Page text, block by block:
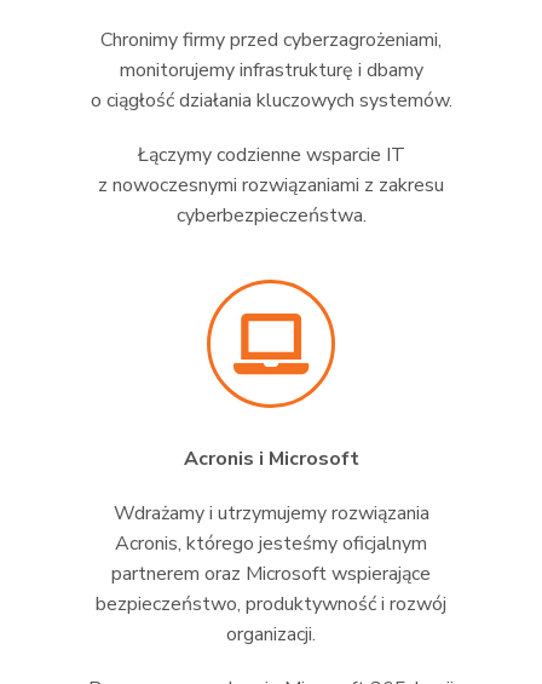
Chronimy firmy przed cyberzagrożeniami,
monitorujemy infrastrukturę i dbamy
o ciągłość działania kluczowych systemów.
Łączymy codzienne wsparcie IT
z nowoczesnymi rozwiązaniami z zakresu
cyberbezpieczeństwa.
Acronis i Microsoft
Wdrażamy i utrzymujemy rozwiązania
Acronis, którego jesteśmy oficjalnym
partnerem oraz Microsoft wspierające
bezpieczeństwo, produktywność i rozwój
organizacji.